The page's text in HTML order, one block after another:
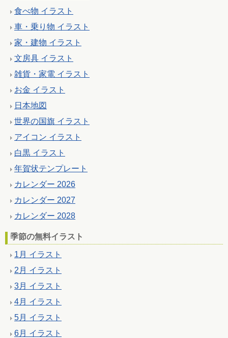
食べ物 イラスト
車・乗り物 イラスト
家・建物 イラスト
文房具 イラスト
雑貨・家電 イラスト
お金 イラスト
日本地図
世界の国旗 イラスト
アイコン イラスト
白黒 イラスト
年賀状テンプレート
カレンダー 2026
カレンダー 2027
カレンダー 2028
季節の無料イラスト
1月 イラスト
2月 イラスト
3月 イラスト
4月 イラスト
5月 イラスト
6月 イラスト